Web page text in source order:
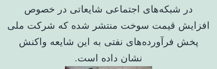
در شبکه‌های اجتماعی شایعاتی در خصوص
افزایش قیمت سوخت منتشر شده که شرکت ملی
پخش فرآورده‌های نفتی به این شایعه واکنش
نشان داده است.